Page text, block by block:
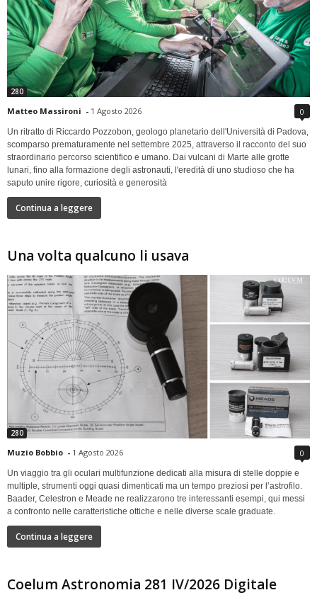
280
Matteo Massironi - 1 Agosto 2026 0
Un ritratto di Riccardo Pozzobon, geologo planetario dell'Università di Padova,
scomparso prematuramente nel settembre 2025, attraverso il racconto del suo
straordinario percorso scientifico e umano. Dai vulcani di Marte alle grotte
lunari, fino alla formazione degli astronauti, l'eredità di uno studioso che ha
saputo unire rigore, curiosità e generosità
Continua a leggere
Una volta qualcuno li usava
280
Muzio Bobbio - 1 Agosto 2026 0
Un viaggio tra gli oculari multifunzione dedicati alla misura di stelle doppie e
multiple, strumenti oggi quasi dimenticati ma un tempo preziosi per l’astrofilo.
Baader, Celestron e Meade ne realizzarono tre interessanti esempi, qui messi
a confronto nelle caratteristiche ottiche e nelle diverse scale graduate.
Continua a leggere
Coelum Astronomia 281 IV/2026 Digitale